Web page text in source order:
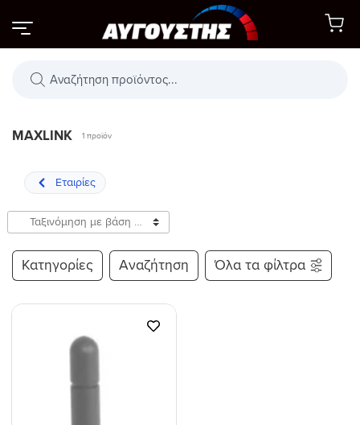
στο
περιεχόμενο
Αναζήτηση
MAXLINK 1 προϊόν
Κατηγορίες Αναζήτηση Όλα τα φίλτρα